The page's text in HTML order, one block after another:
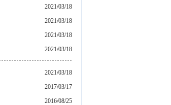
2021/03/18
2021/03/18
2021/03/18
2021/03/18
2021/03/18
2017/03/17
2016/08/25